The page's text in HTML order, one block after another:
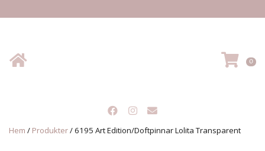
0
Hem / Produkter/ 6195 Art Edition/Doftpinnar Lolita Transparent